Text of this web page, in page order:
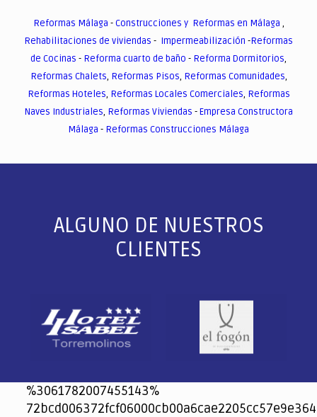
Reformas Málaga -Construcciones y Reformas en Málaga ,
Rehabilitaciones de viviendas - Impermeabilización -Reformas
de Cocinas - Reforma cuarto de baño - Reforma Dormitorios,
Reformas Chalets, Reformas Pisos, Reformas Comunidades,
Reformas Hoteles, Reformas Locales Comerciales, Reformas
Naves Industriales, Reformas Viviendas -Empresa Constructora
Málaga - Reformas Construcciones Málaga
ALGUNO DE NUESTROS
CLIENTES
%3061782007455143%